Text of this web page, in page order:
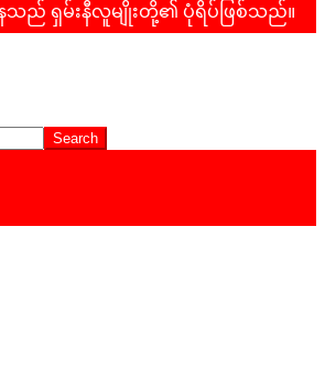
သည် ရှမ်းနီလူမျိုးတို့၏ ပုံရိပ်ဖြစ်သည်။